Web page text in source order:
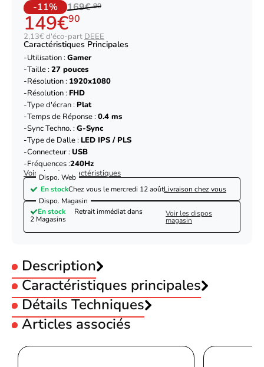
-11% 169€ 90
149€90
2,13€ d'éco-part DEEE
Caractéristiques Principales
Utilisation :Gamer
Taille :27 pouces
Résolution : 1920x1080
Résolution : FHD
Type d'écran : Plat
Temps de Réponse :0.4 ms
Sync Techno. :G-Sync
Type de Dalle : LED IPS / PLS
Connecteur :USB
Fréquences :240Hz
Voir plus de caractéristiques
Dispo. Web
En stockChez vous le mercredi 12 aoûtLivraison chez vous
Dispo. Magasin
En stock
Retrait immédiat dans
2 Magasins
Voir les dispos
magasin
Description
Iiyama GB2771HSU-B1 - 27" FHD 240Hz Fast
Caractéristiques principales
Utilisation :Gamer
Taille :27 pouces
Résolution :1920x1080
Type d'écran :Plat
Temps de Réponse :
Détails Techniques
Écran
Articles associés